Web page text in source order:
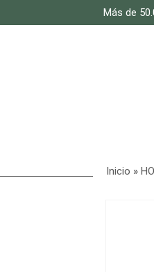
Más de
Inicio »